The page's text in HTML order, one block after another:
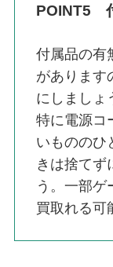
POINT5
付属品の有
があります
にしましょ
特に電源コ
いもののひ
きは捨てず
う。一部ゲ
買取れる可